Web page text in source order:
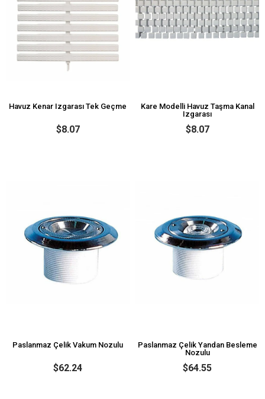
Havuz Kenar Izgarası Tek Geçme
$8.07
Kare Modelli Havuz Taşma Kanal
Izgarası
$8.07
Paslanmaz Çelik Vakum Nozulu
$62.24
Paslanmaz Çelik Yandan Besleme
Nozulu
$64.55